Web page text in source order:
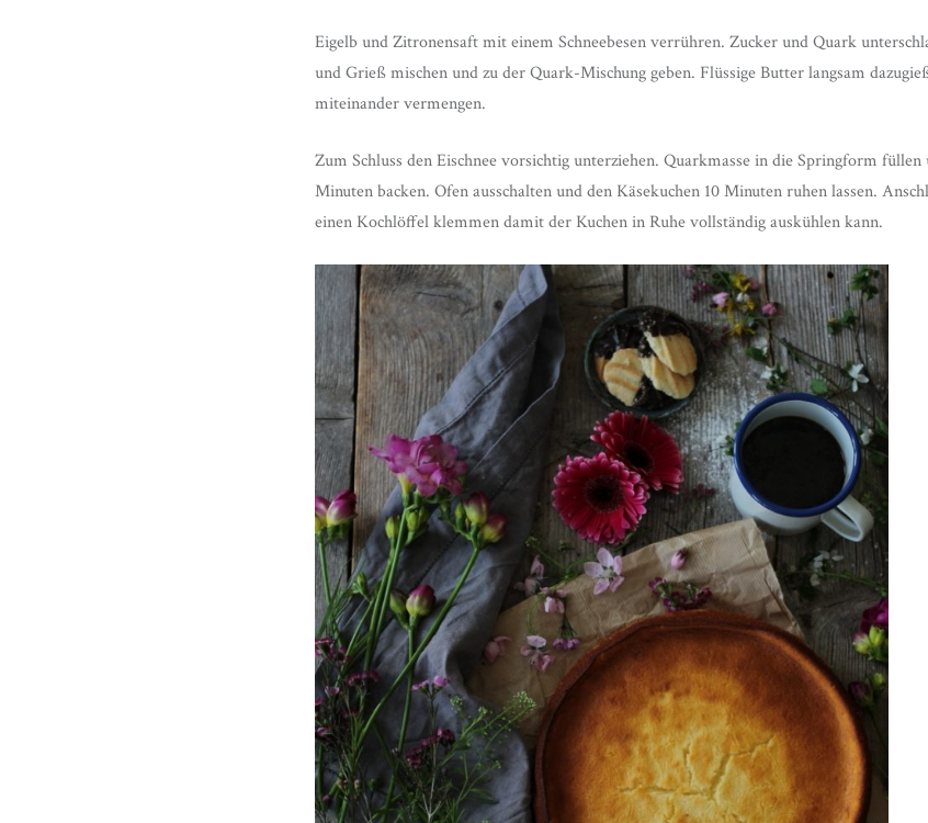
Eigelb und Zitronensaft mit einem Schneebesen verrühren. Zucker und Quark
und Grieß mischen und zu der Quark-Mischung geben. Flüssige Butter langsam
miteinander vermengen.
Zum Schluss den Eischnee vorsichtig unterziehen. Quarkmasse in die Springform
Minuten backen. Ofen ausschalten und den Käsekuchen 10 Minuten ruhen lassen.
einen Kochlöffel klemmen damit der Kuchen in Ruhe vollständig auskühlen kann.